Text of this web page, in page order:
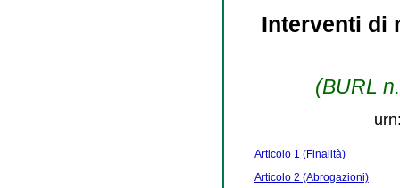
Interventi di
(BURL
Articolo 1 (Finalità)
Articolo 2 (Abrogazioni)